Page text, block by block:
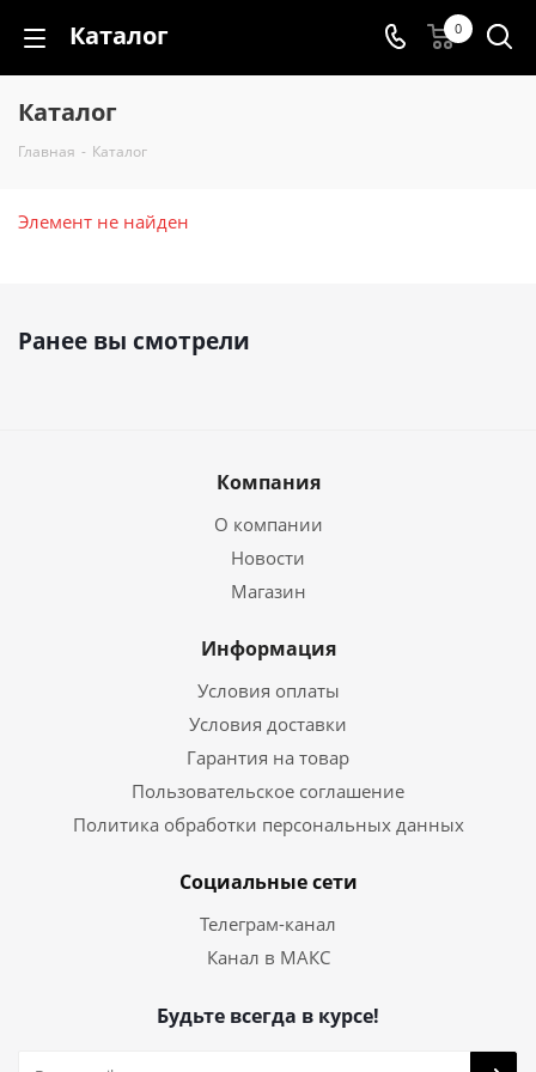
Каталог 0
Каталог
Главная - Каталог
Элемент не найден
Ранее вы смотрели
Компания
О компании
Новости
Магазин
Информация
Условия оплаты
Условия доставки
Гарантия на товар
Пользовательское соглашение
Политика обработки персональных данных
Социальные сети
Телеграм-канал
Канал в МАКС
Будьте всегда в курсе!